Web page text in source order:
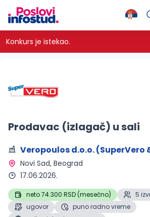
Konkurs je istekao.
Prodavac (izlagač) u sali
Veropoulos d.o.o. (SuperVero
Novi Sad, Beograd
17.06.2026.
neto 74.300 RSD (mesečno)
5
ugovor
puno radno vreme